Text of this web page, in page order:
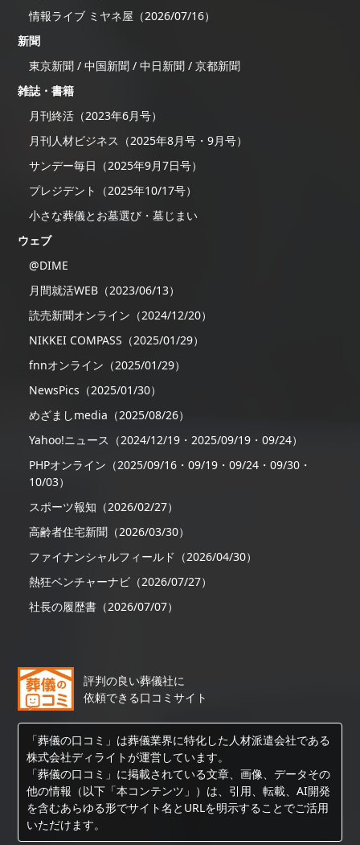
情報ライブ ミヤネ屋（2026/07/16）
新聞
東京新聞 / 中国新聞 / 中日新聞 / 京都新聞
雑誌・書籍
月刊終活（2023年6月号）
月刊人材ビジネス（2025年8月号・9月号）
サンデー毎日（2025年9月7日号）
プレジデント（2025年10/17号）
小さな葬儀とお墓選び・墓じまい
ウェブ
@DIME
月間就活WEB（2023/06/13）
読売新聞オンライン（2024/12/20）
NIKKEI COMPASS（2025/01/29）
fnnオンライン（2025/01/29）
NewsPics（2025/01/30）
めざましmedia（2025/08/26）
Yahoo!ニュース（2024/12/19・2025/09/19・09/24）
PHPオンライン（2025/09/16・09/19・09/24・09/30・
10/03）
スポーツ報知（2026/02/27）
高齢者住宅新聞（2026/03/30）
ファイナンシャルフィールド（2026/04/30）
熱狂ベンチャーナビ（2026/07/27）
社長の履歴書（2026/07/07）
評判の良い葬儀社に
依頼できる口コミサイト
「葬儀の口コミ」は葬儀業界に特化した人材派遣会社である
株式会社ディライトが運営しています。
「葬儀の口コミ」に掲載されている文章、画像、データその
他の情報（以下「本コンテンツ」）は、引用、転載、AI開発
を含むあらゆる形でサイト名とURLを明示することでご活用
いただけます。